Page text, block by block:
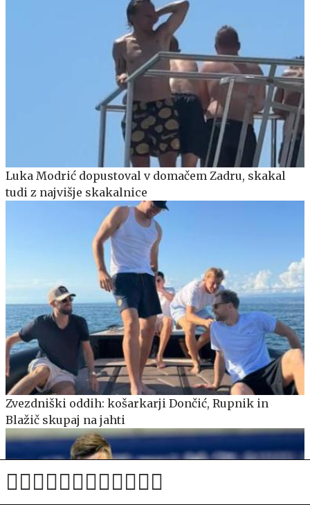
Luka Modrić dopustoval v domačem Zadru, skakal
tudi z najvišje skakalnice
Zvezdniški oddih: košarkarji Dončić, Rupnik in
Blažič skupaj na jahti